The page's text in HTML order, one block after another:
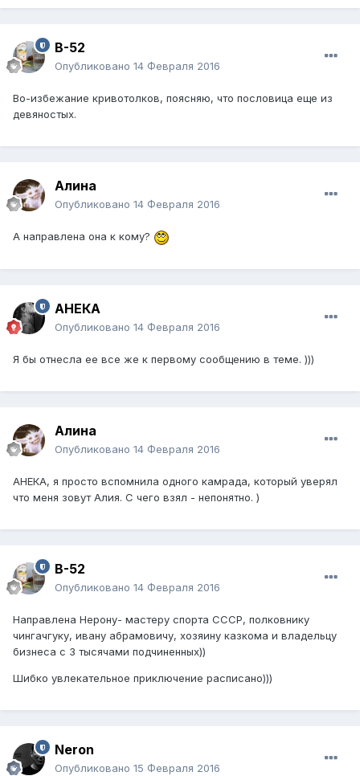
B-52
Опубликовано 14 Февраля 2016
Во-избежание кривотолков, поясняю, что пословица еще из
девяностых.
Алина
Опубликовано 14 Февраля 2016
А направлена она к кому?
АНЕКА
Опубликовано 14 Февраля 2016
Я бы отнесла ее все же к первому сообщению в теме. )))
Алина
Опубликовано 14 Февраля 2016
АНЕКА, я просто вспомнила одного камрада, который уверял
что меня зовут Алия. С чего взял - непонятно. )
B-52
Опубликовано 14 Февраля 2016
Направлена Нерону- мастеру спорта СССР, полковнику
чингачгуку, ивану абрамовичу, хозяину казкома и владельцу
бизнеса с 3 тысячами подчиненных))
Шибко увлекательное приключение расписано)))
Neron
Опубликовано 15 Февраля 2016